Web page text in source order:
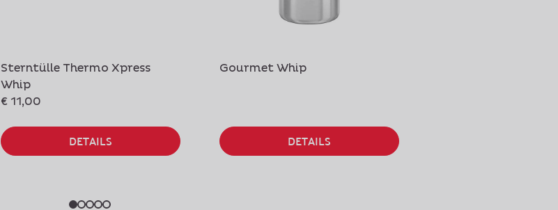
Sterntülle Thermo Xpress
Whip
€ 11,00
DETAILS
Gourmet Whip
DETAILS